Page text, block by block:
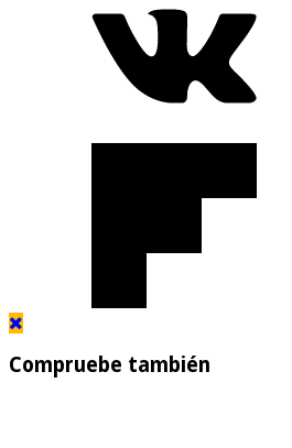
Compruebe también